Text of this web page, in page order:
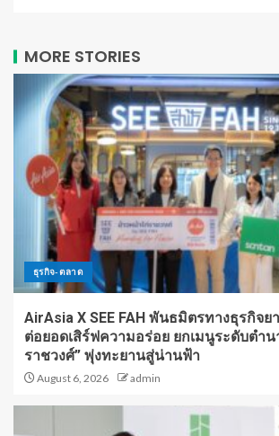
MORE STORIES
ธุรกิจ-ตลาด
AirAsia X SEE FAH พันธมิตรทางธุรกิจย
ต่อยอดเสิร์ฟความอร่อย ยกเมนูระดับตำ
ราชวงศ์” พุ่งทะยานสู่น่านฟ้า
August 6, 2026 admin